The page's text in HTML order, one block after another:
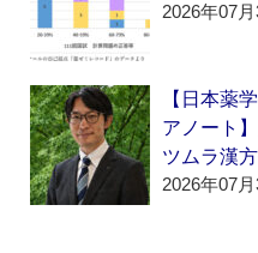
2026年07
【日本薬
アノート
ツムラ漢
2026年07